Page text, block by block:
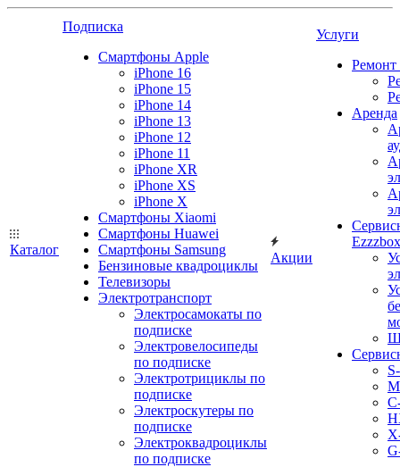
Каталог
Подписка
Смартфоны Apple
iPhone 16
iPhone 15
iPhone 14
iPhone 13
iPhone 12
iPhone 11
iPhone XR
iPhone XS
iPhone X
Смартфоны Xiaomi
Смартфоны Huawei
Смартфоны Samsung
Бензиновые квадроциклы
Телевизоры
Электротранспорт
Электросамокаты по
подписке
Электровелосипеды
по подписке
Электротрициклы по
подписке
Электроскутеры по
подписке
Электроквадроциклы
по подписке
Акции
Услуги
Ремонт
Аренда
Ezzzbox